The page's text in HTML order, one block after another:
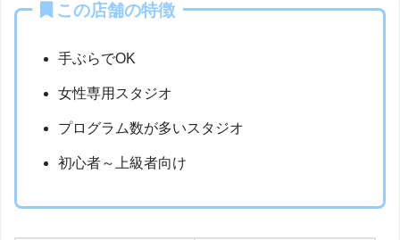
この店舗の特徴
手ぶらでOK
女性専用スタジオ
プログラム数が多いスタジオ
初心者～上級者向け